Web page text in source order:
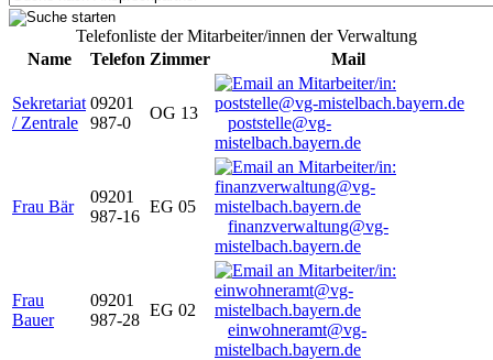
Telefonliste der Mitarbeiter/innen der Verwaltung
Name
Telefon Zimmer Mail
Sekretariat
/ Zentrale
09201
987-0
OG 13
poststelle@vg-
mistelbach.bayern.de
Frau Bär
09201
987-16
EG 05
finanzverwaltung@vg-
mistelbach.bayern.de
Frau
Bauer
09201
987-28
EG 02
einwohneramt@vg-
mistelbach.bayern.de